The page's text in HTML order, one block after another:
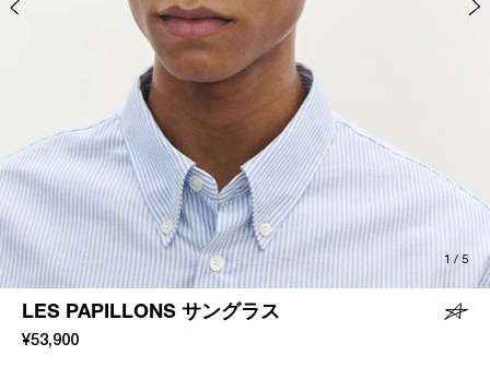
1 / 5
LES PAPILLONS サングラス
¥53,900